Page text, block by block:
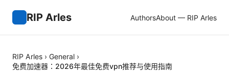
RIP Arles AuthorsAbout — RIP Arles
RIP Arles › General ›
免费加速器：2026年最佳免费vpn推荐与使用指南